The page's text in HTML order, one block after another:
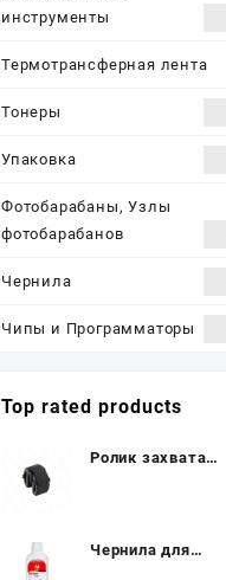
инструменты
Термотрансферная лента
Тонеры
Упаковка
Фотобарабаны, Узлы
фотобарабанов
Чернила
Чипы и Программаторы
Top rated products
Ролик захвата
1510/ 2025/
Чернила для